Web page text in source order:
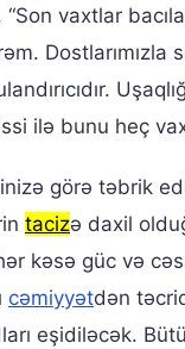
vaxtlar
Dostlarımızla
ilə bunu heç
görə təbrik
tacizə daxil
kəsə güc və
cəmiyyətdən
eşidiləcək.